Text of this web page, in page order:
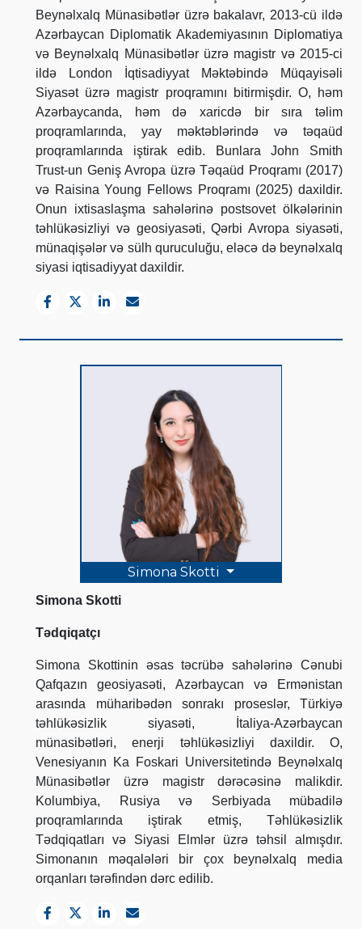
Beynəlxalq Münasibətlər üzrə bakalavr, 2013-cü ildə
Azərbaycan Diplomatik Akademiyasının Diplomatiya
və Beynəlxalq Münasibətlər üzrə magistr və 2015-ci
ildə London İqtisadiyyat Məktəbində Müqayisəli
Siyasət üzrə magistr proqramını bitirmişdir. O, həm
Azərbaycanda, həm də xaricdə bir sıra təlim
proqramlarında, yay məktəblərində və təqaüd
proqramlarında iştirak edib. Bunlara John Smith
Trust-un Geniş Avropa üzrə Təqaüd Proqramı (2017)
və Raisina Young Fellows Proqramı (2025) daxildir.
Onun ixtisaslaşma sahələrinə postsovet ölkələrinin
təhlükəsizliyi və geosiyasəti, Qərbi Avropa siyasəti,
münaqişələr və sülh quruculuğu, eləcə də beynəlxalq
siyasi iqtisadiyyat daxildir.
Simona Skotti
Simona Skotti
Tədqiqatçı
Simona Skottinin əsas təcrübə sahələrinə Cənubi
Qafqazın geosiyasəti, Azərbaycan və Ermənistan
arasında müharibədən sonrakı proseslər, Türkiyə
təhlükəsizlik siyasəti, İtaliya-Azərbaycan
münasibətləri, enerji təhlükəsizliyi daxildir. O,
Venesiyanın Ka Foskari Universitetində Beynəlxalq
Münasibətlər üzrə magistr dərəcəsinə malikdir.
Kolumbiya, Rusiya və Serbiyada mübadilə
proqramlarında iştirak etmiş, Təhlükəsizlik
Tədqiqatları və Siyasi Elmlər üzrə təhsil almışdır.
Simonanın məqalələri bir çox beynəlxalq media
orqanları tərəfindən dərc edilib.